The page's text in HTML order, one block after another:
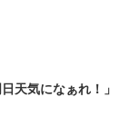
天気になぁれ！」